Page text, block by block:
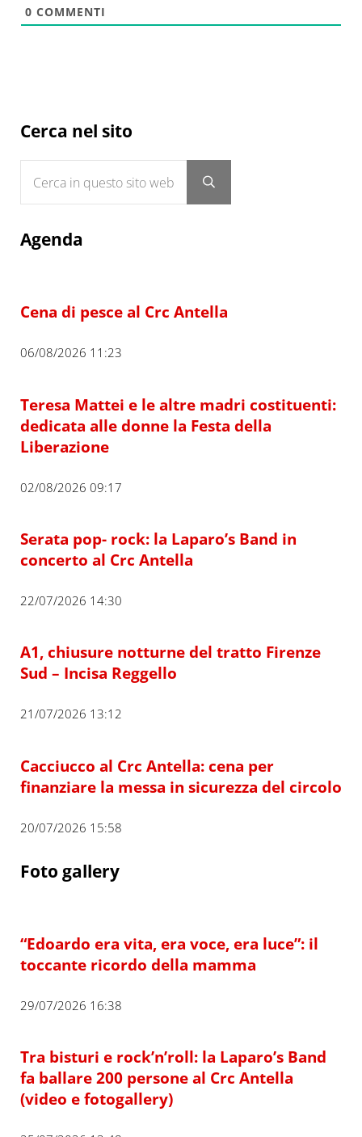
0 COMMENTI
Sidebar
Cerca nel sito
Submit search
Agenda
Cena di pesce al Crc Antella
06/08/2026 11:23
Teresa Mattei e le altre madri costituenti:
dedicata alle donne la Festa della
Liberazione
02/08/2026 09:17
Serata pop- rock: la Laparo’s Band in
concerto al Crc Antella
22/07/2026 14:30
A1, chiusure notturne del tratto Firenze
Sud – Incisa Reggello
21/07/2026 13:12
Cacciucco al Crc Antella: cena per
finanziare la messa in sicurezza del circolo
20/07/2026 15:58
Foto gallery
“Edoardo era vita, era voce, era luce”: il
toccante ricordo della mamma
29/07/2026 16:38
Tra bisturi e rock’n’roll: la Laparo’s Band
fa ballare 200 persone al Crc Antella
(video e fotogallery)